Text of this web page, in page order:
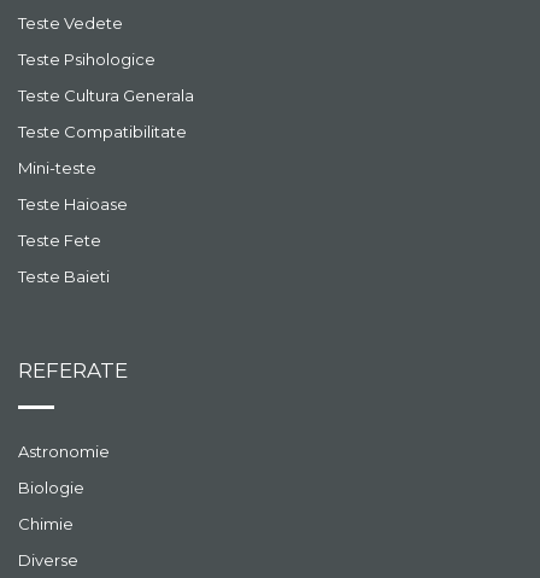
Teste Vedete
Teste Psihologice
Teste Cultura Generala
Teste Compatibilitate
Mini-teste
Teste Haioase
Teste Fete
Teste Baieti
REFERATE
Astronomie
Biologie
Chimie
Diverse